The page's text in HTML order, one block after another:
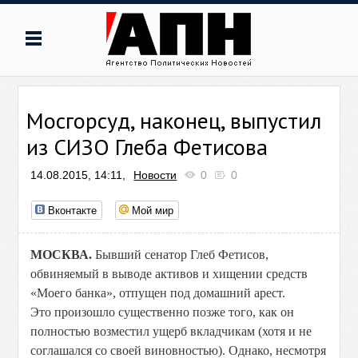
Мосгорсуд, наконец, выпустил
из СИЗО Глеба Фетисова
14.08.2015, 14:11, Новости 0 0
Вконтакте Мой мир
МОСКВА. Бывший сенатор Глеб Фетисов,
обвиняемый в выводе активов и хищении средств
«Моего банка», отпущен под домашний арест.
Это произошло существенно позже того, как он
полностью возместил ущерб вкладчикам (хотя и не
соглашался со своей виновностью). Однако, несмотря